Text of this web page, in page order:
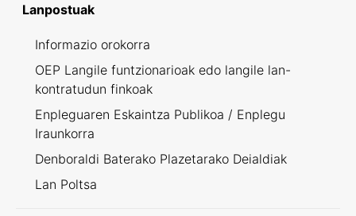
Lanpostuak
Informazio orokorra
OEP Langile funtzionarioak edo langile lan-
kontratudun finkoak
Enpleguaren Eskaintza Publikoa / Enplegu
Iraunkorra
Denboraldi Baterako Plazetarako Deialdiak
Lan Poltsa